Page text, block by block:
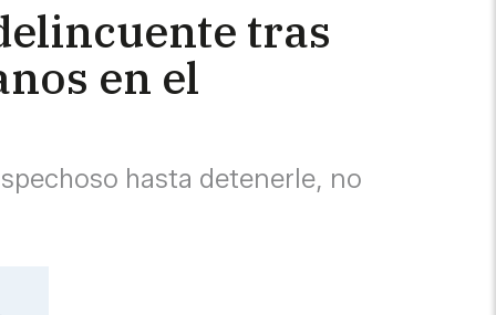
tras
en el
hasta detenerle, no